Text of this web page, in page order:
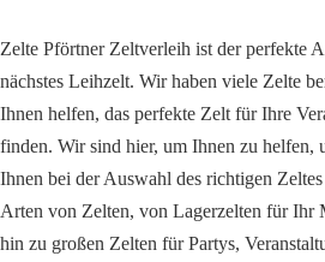
Zelte Pförtner Zeltverleih ist der perfekte
nächstes Leihzelt. Wir haben viele Zelte
Ihnen helfen, das perfekte Zelt für Ihre
finden. Wir sind hier, um Ihnen zu helfen,
Ihnen bei der Auswahl des richtigen
Arten von Zelten, von Lagerzelten für Ihr
hin zu großen Zelten für Partys,